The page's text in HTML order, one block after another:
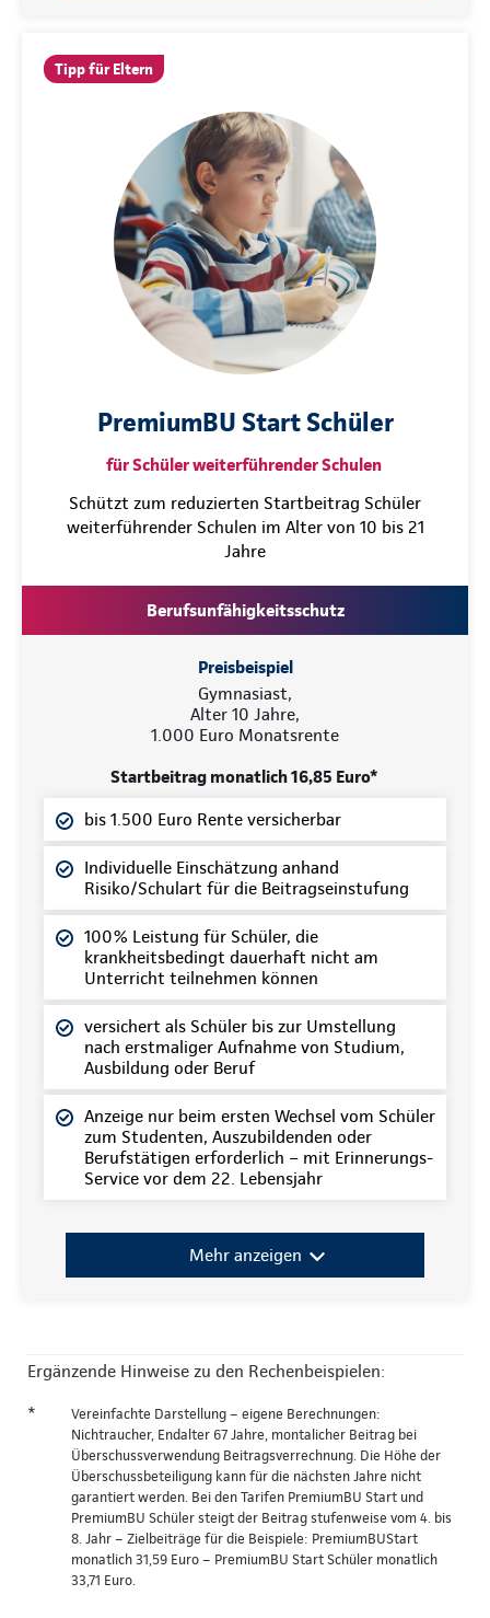
Tipp für Eltern
PremiumBU Start Schüler
für Schüler weiterführender Schulen
Schützt zum reduzierten Startbeitrag Schüler
weiterführender Schulen im Alter von 10 bis 21
Jahre
Berufsunfähigkeitsschutz
Preisbeispiel
Gymnasiast,
Alter 10 Jahre,
1.000 Euro Monatsrente
Startbeitrag monatlich 16,85 Euro*
bis 1.500 Euro Rente versicherbar
Individuelle Einschätzung anhand
Risiko/Schulart für die Beitragseinstufung
100% Leistung für Schüler, die
krankheitsbedingt dauerhaft nicht am
Unterricht teilnehmen können
versichert als Schüler bis zur Umstellung
nach erstmaliger Aufnahme von Studium,
Ausbildung oder Beruf
Anzeige nur beim ersten Wechsel vom Schüler
zum Studenten, Auszubildenden oder
Berufstätigen erforderlich – mit Erinnerungs-
Service vor dem 22. Lebensjahr
Mehr anzeigen
Ergänzende Hinweise zu den Rechenbeispielen:
*
Vereinfachte Darstellung – eigene Berechnungen:
Nichtraucher, Endalter 67 Jahre, montalicher Beitrag bei
Überschussverwendung Beitragsverrechnung. Die Höhe der
Überschussbeteiligung kann für die nächsten Jahre nicht
garantiert werden. Bei den Tarifen PremiumBU Start und
PremiumBU Schüler steigt der Beitrag stufenweise vom 4. bis
8. Jahr – Zielbeiträge für die Beispiele: PremiumBUStart
monatlich 31,59 Euro – PremiumBU Start Schüler monatlich
33,71 Euro.